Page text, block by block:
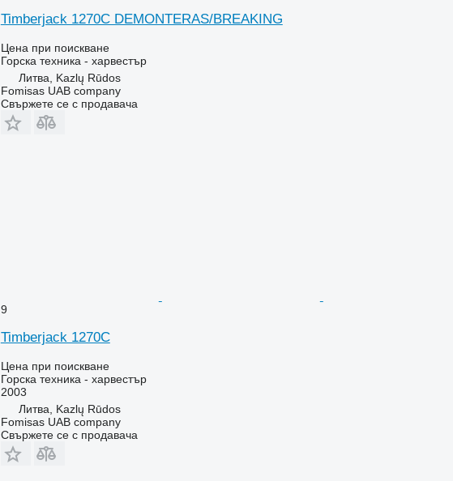
Timberjack 1270C DEMONTERAS/BREAKING
Цена при поискване
Горска техника - харвестър
Литва, Kazlų Rūdos
Fomisas UAB company
Свържете се с продавача
9
Timberjack 1270C
Цена при поискване
Горска техника - харвестър
2003
Литва, Kazlų Rūdos
Fomisas UAB company
Свържете се с продавача